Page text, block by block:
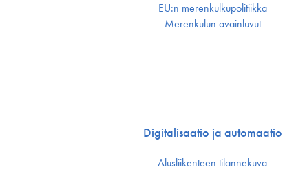
EU:n merenkulku­politiikka
Merenkulun avainluvut
Digitalisaatio ja automaatio
Alusliikenteen tilannekuva